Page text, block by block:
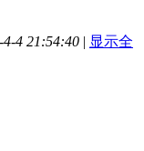
4 21:54:40 | 显示全